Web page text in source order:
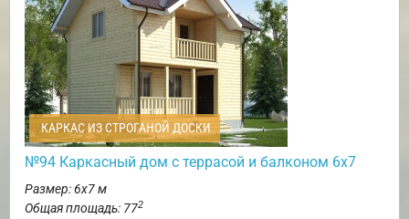
КАРКАС ИЗ СТРОГАНОЙ ДОСКИ
№94 Каркасный дом с террасой и балконом 6х7
Размер: 6х7 м
Общая площадь: 772